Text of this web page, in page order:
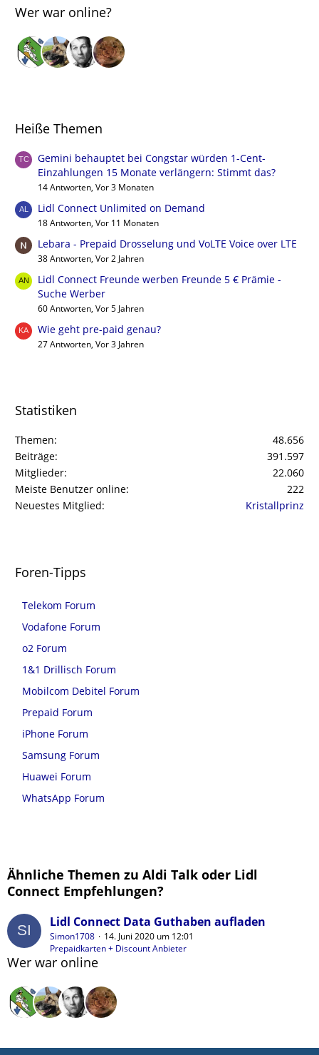
Wer war online?
Heiße Themen
Gemini behauptet bei Congstar würden 1-Cent-
Einzahlungen 15 Monate verlängern: Stimmt das?
14 Antworten, Vor 3 Monaten
Lidl Connect Unlimited on Demand
18 Antworten, Vor 11 Monaten
Lebara - Prepaid Drosselung und VoLTE Voice over LTE
38 Antworten, Vor 2 Jahren
Lidl Connect Freunde werben Freunde 5 € Prämie -
Suche Werber
60 Antworten, Vor 5 Jahren
Wie geht pre-paid genau?
27 Antworten, Vor 3 Jahren
Statistiken
Themen
48.656
Beiträge
391.597
Mitglieder
22.060
Meiste Benutzer online
222
Neuestes Mitglied
Kristallprinz
Foren-Tipps
Telekom Forum
Vodafone Forum
o2 Forum
1&1 Drillisch Forum
Mobilcom Debitel Forum
Prepaid Forum
iPhone Forum
Samsung Forum
Huawei Forum
WhatsApp Forum
Ähnliche Themen zu Aldi Talk oder Lidl
Connect Empfehlungen?
Lidl Connect Data Guthaben aufladen
Simon1708
14. Juni 2020 um 12:01
Prepaidkarten + Discount Anbieter
Wer war online